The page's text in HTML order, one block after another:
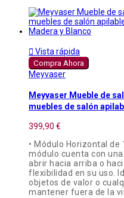
 Vista rápida
Compra Ahora
Meyvaser
Meyvaser Mueble de
muebles de salón
399,90 €
• Módulo Horizontal de
módulo cuenta con
abrir hacia arriba o
flexibilidad en su uso.
objetos de valor o
mantener fuera de la